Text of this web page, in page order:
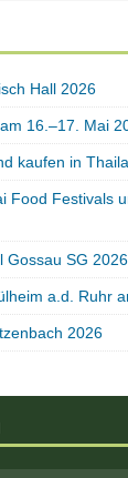
Hall 2026
16.–17. Mai
kaufen in
Food Festivals
Gossau SG 2026
a.d. Ruhr
2026